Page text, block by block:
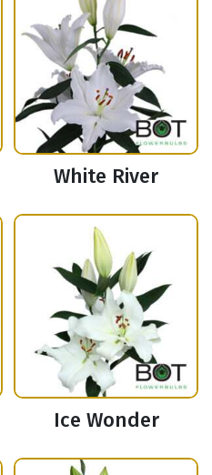
White River
Ice Wonder